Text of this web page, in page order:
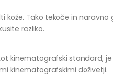
kože. Tako tekoče in naravno
razliko.
kinematografski standard, je
kinematografskimi doživetji.